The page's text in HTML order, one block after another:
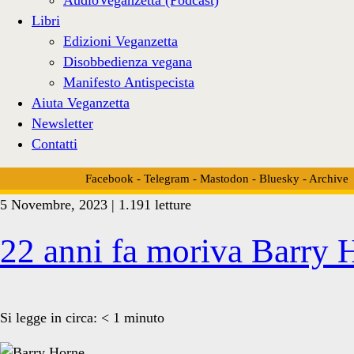
Libri
Edizioni Veganzetta
Disobbedienza vegana
Manifesto Antispecista
Aiuta Veganzetta
Newsletter
Contatti
Facebook - Telegram - Mastodon - Bluesky- Archive
5 Novembre, 2023 | 1.191 letture
22 anni fa moriva Barry
Si legge in circa: < 1 minuto